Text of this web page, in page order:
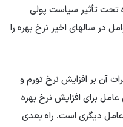
تحت تأثیر سیاست پولی
در سالهای اخیر نرخ بهره را
آن بر افزایش نرخ تورم و
برای افزایش نرخ بهره
دیگری است. راه بعدی